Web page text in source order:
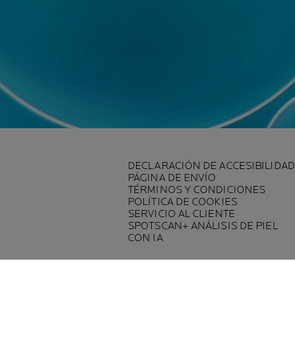
DECLARACIÓN DE ACCESIBILIDAD
PÁGINA DE ENVÍO
TÉRMINOS Y CONDICIONES
POLÍTICA DE COOKIES
SERVICIO AL CLIENTE
SPOTSCAN+ ANÁLISIS DE PIEL
CON IA